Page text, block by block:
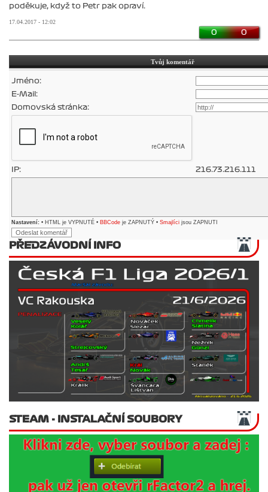
poděkuje, když to Petr pak opraví.
17.04.2017 - 12:02
0 0
Tvůj komentář
Jméno:
E-Mail:
Domovská stránka:
IP: 216.73.216.111
Nastavení: • HTML je VYPNUTÉ • BBCode je ZAPNUTÝ • Smajlíci jsou ZAPNUTI
PŘEDZÁVODNÍ INFO
STEAM - INSTALAČNÍ SOUBORY